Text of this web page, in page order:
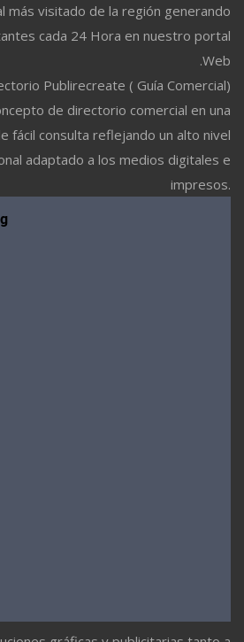
más visitado de la región generando
cada 24 Hora en nuestro portal
Web.
Publirecreate ( Guía Comercial)
de directorio comercial en una
fácil consulta reflejando un alto nivel
adaptado a los medios digitales e
impresos.